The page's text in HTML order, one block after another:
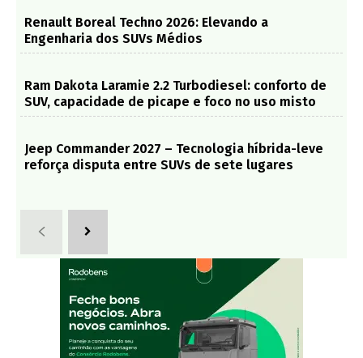
Renault Boreal Techno 2026: Elevando a
Engenharia dos SUVs Médios
Ram Dakota Laramie 2.2 Turbodiesel: conforto de
SUV, capacidade de picape e foco no uso misto
Jeep Commander 2027 – Tecnologia híbrida-leve
reforça disputa entre SUVs de sete lugares